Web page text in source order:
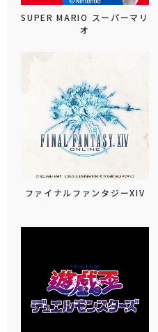
SUPER MARIO スーパーマリ
オ
ファイナルファンタジーXIV